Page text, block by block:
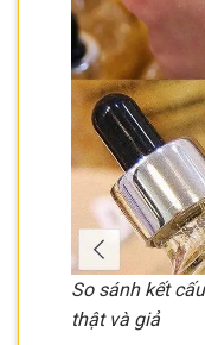
So sánh kết
thật và giả